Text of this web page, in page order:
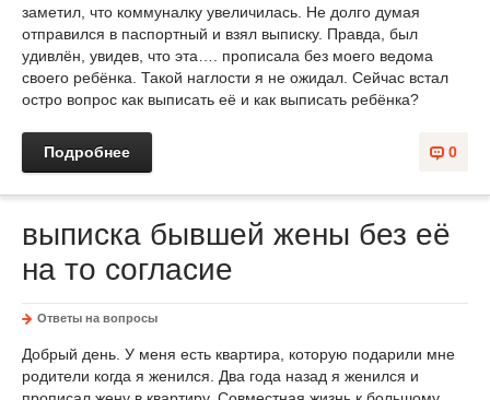
заметил, что коммуналку увеличилась. Не долго думая
отправился в паспортный и взял выписку. Правда, был
удивлён, увидев, что эта…. прописала без моего ведома
своего ребёнка. Такой наглости я не ожидал. Сейчас встал
остро вопрос как выписать её и как выписать ребёнка?
0
Подробнее
выписка бывшей жены без её
на то согласие
Ответы на вопросы
Добрый день. У меня есть квартира, которую подарили мне
родители когда я женился. Два года назад я женился и